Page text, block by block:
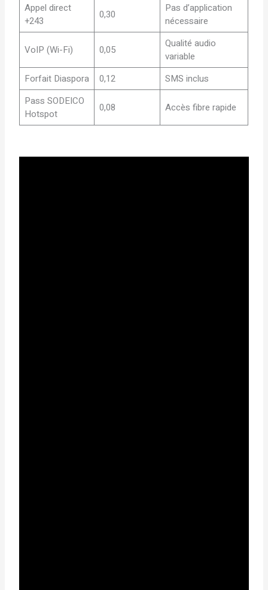
Appel direct
+243
0,30
Pas d’application
nécessaire
VoIP (Wi-Fi) 0,05
Qualité audio
variable
Forfait Diaspora
0,12
SMS inclus
Pass SODEICO
Hotspot
0,08 Accès fibre rapide